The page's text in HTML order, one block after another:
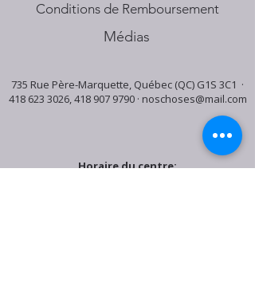
Conditions de Remboursement
Médias
735 Rue Père-Marquette, Québec (QC) G1S 3C1 ·
418 623 3026,418 907 9790· noschoses@mail.com
Horaire du centre: